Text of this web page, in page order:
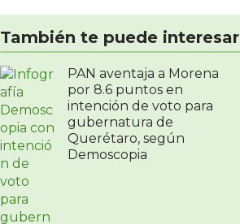
También te puede interesar
PAN aventaja a Morena
por 8.6 puntos en
intención de voto para
gubernatura de
Querétaro, según
Demoscopia